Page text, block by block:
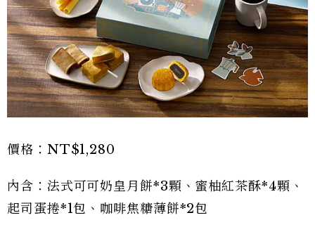
價格：NT$1,280
內含：法式可可奶皇月餅*3顆、蜜柚紅茶酥*4顆、
起司蛋捲*1包、咖啡焦糖薄餅*2包